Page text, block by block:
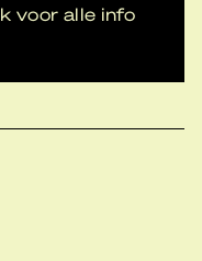
voor alle info